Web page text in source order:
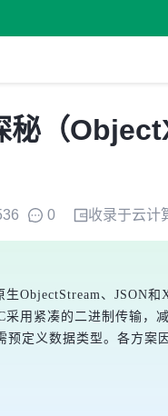
（
0 收录于云计
ObjectStream、JSON
用紧凑的二进制传输
定义数据类型。各方案